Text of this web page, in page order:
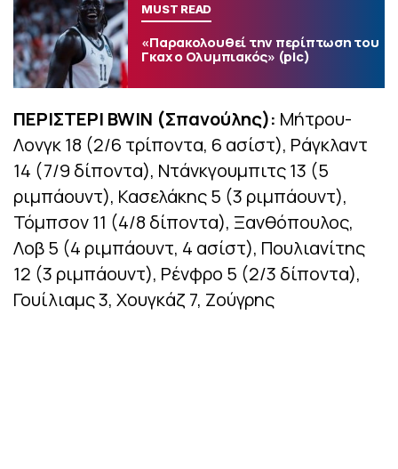
MUST READ
«Παρακολουθεί την περίπτωση του
Γκαχ ο Ολυμπιακός» (pic)
ΠΕΡΙΣΤΕΡΙ BWIN (Σπανούλης): Μήτρου-
Λονγκ 18 (2/6 τρίποντα, 6 ασίστ), Ράγκλαντ
14 (7/9 δίποντα), Ντάνκγουμπιτς 13 (5
ριμπάουντ), Κασελάκης 5 (3 ριμπάουντ),
Τόμπσον 11 (4/8 δίποντα), Ξανθόπουλος,
Λοβ 5 (4 ριμπάουντ, 4 ασίστ), Πουλιανίτης
12 (3 ριμπάουντ), Ρένφρο 5 (2/3 δίποντα),
Γουίλιαμς 3, Χουγκάζ 7, Ζούγρης